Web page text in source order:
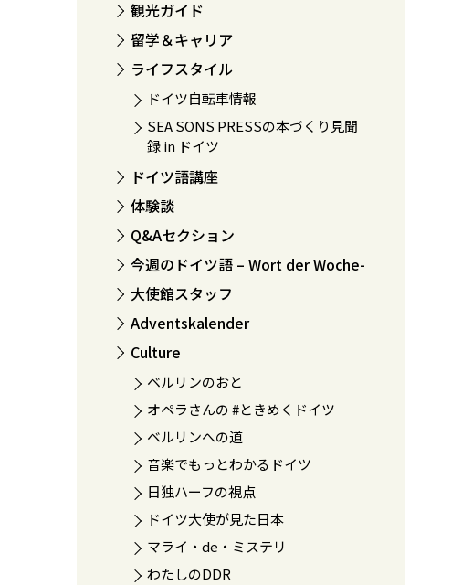
観光ガイド
留学＆キャリア
ライフスタイル
ドイツ自転車情報
SEA SONS PRESSの本づくり見聞
録 in ドイツ
ドイツ語講座
体験談
Q&Aセクション
今週のドイツ語 – Wort der Woche-
大使館スタッフ
Adventskalender
Culture
ベルリンのおと
オペラさんの #ときめくドイツ
ベルリンへの道
音楽でもっとわかるドイツ
日独ハーフの視点
ドイツ大使が見た日本
マライ・de・ミステリ
わたしのDDR